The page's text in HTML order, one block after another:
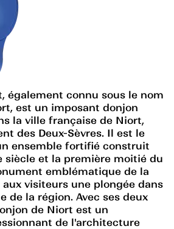
également connu sous le nom
est un imposant donjon
la ville française de Niort,
des Deux-Sèvres. Il est le
ensemble fortifié construit
siècle et la première moitié du
emblématique de la
visiteurs une plongée dans
de la région. Avec ses deux
de Niort est un
de l'architecture